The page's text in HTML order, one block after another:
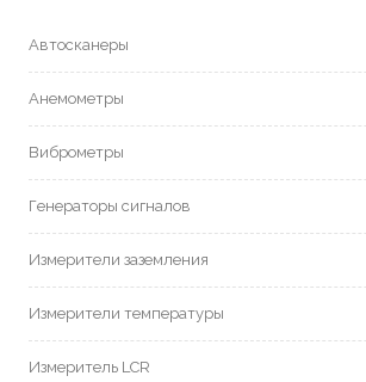
Автосканеры
Анемометры
Виброметры
Генераторы сигналов
Измерители заземления
Измерители температуры
Измеритель LCR